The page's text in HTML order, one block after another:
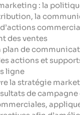
: la
la
des ventes
plan de
actions et
ligne
la stratégie
de